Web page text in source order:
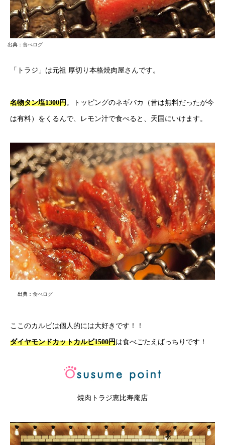
出典： 食べログ
「トラジ」は元祖 厚切り本格焼肉屋さんです。
名物タン塩1300円。トッピングのネギバカ（昔は無料だったが今
は有料）をくるんで、レモン汁で食べると、天国にいけます。
出典： 食べログ
ここのカルビは個人的には大好きです！！
ダイヤモンドカットカルビ1500円は食べごたえばっちりです！
焼肉トラジ恵比寿庵店